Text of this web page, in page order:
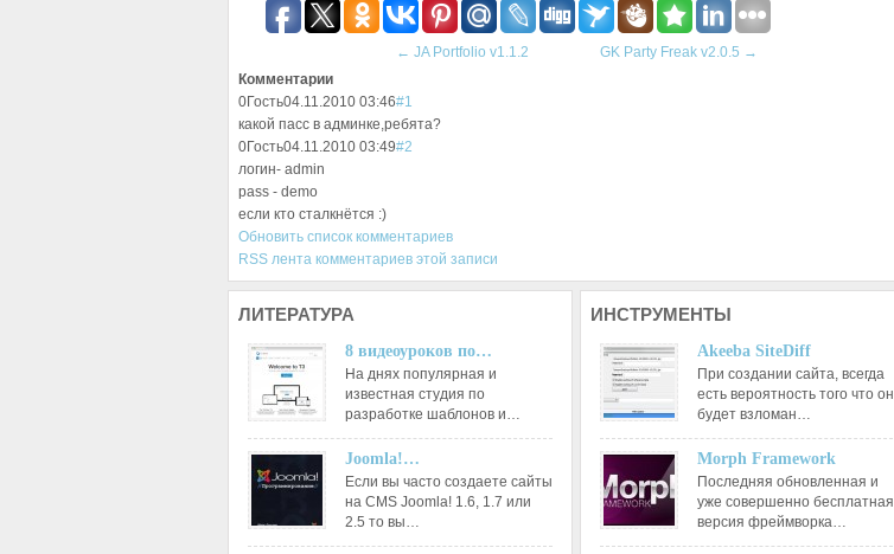
← JA Portfolio v1.1.2 GK Party Freak v2.0.5 →
Комментарии
0Гость04.11.2010 03:46#1
какой пасс в админке,ребята?
0Гость04.11.2010 03:49#2
логин- admin
pass - demo
если кто сталкнётся :)
Обновить список комментариев
RSS лента комментариев этой записи
ЛИТЕРАТУРА
8 видеоуроков по…
На днях популярная и
известная студия по
разработке шаблонов и…
Joomla!…
Если вы часто создаете сайты
на CMS Joomla! 1.6, 1.7 или
2.5 то вы…
ИНСТРУМЕНТЫ
Akeeba SiteDiff
При создании сайта, всегда
есть вероятность того что он
будет взломан…
Morph Framework
Последняя обновленная и
уже совершенно бесплатная
версия фреймворка…